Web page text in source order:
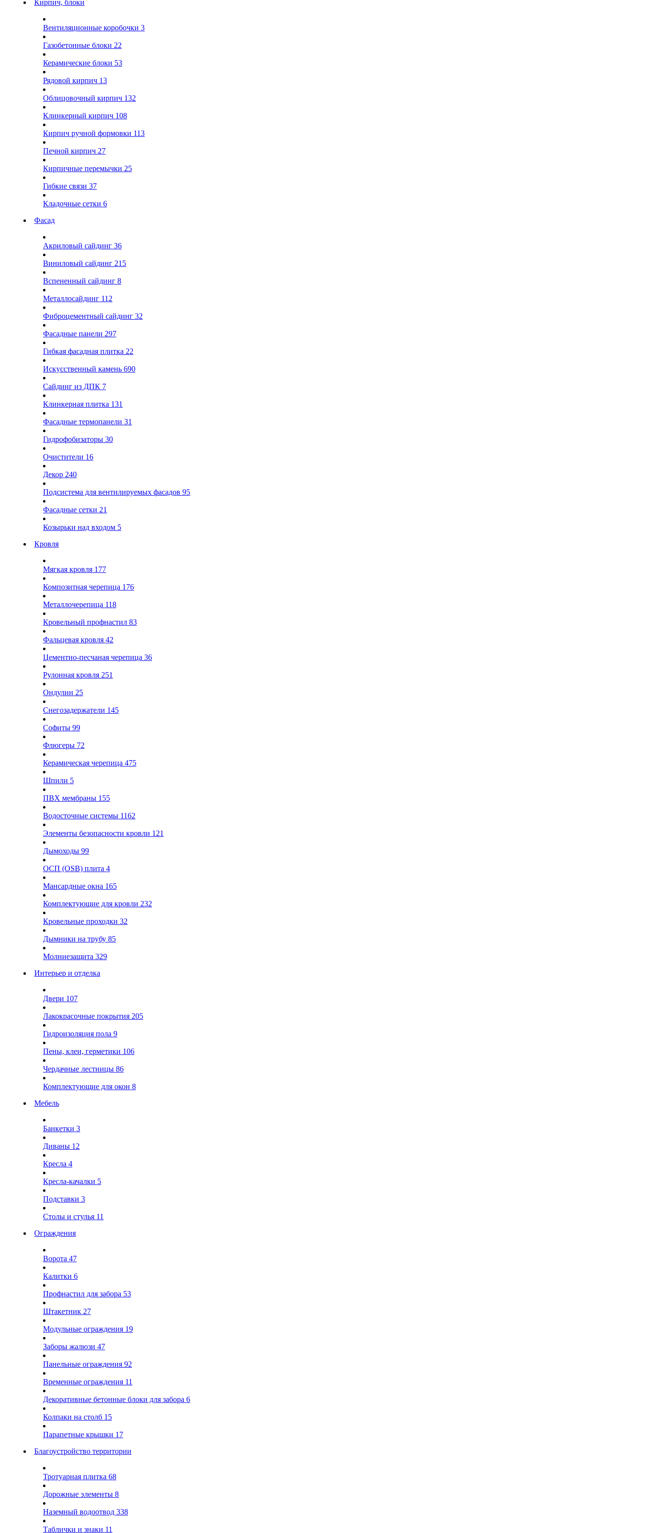
Кирпич, блоки
Вентиляционные коробочки 3
Газобетонные блоки 22
Керамические блоки 53
Рядовой кирпич 13
Облицовочный кирпич 132
Клинкерный кирпич 108
Кирпич ручной формовки 113
Печной кирпич 27
Кирпичные перемычки 25
Гибкие связи 37
Кладочные сетки 6
Фасад
Акриловый сайдинг 36
Виниловый сайдинг 215
Вспененный сайдинг 8
Металлосайдинг 112
Фиброцементный сайдинг 32
Фасадные панели 297
Гибкая фасадная плитка 22
Искусственный камень 690
Сайдинг из ДПК 7
Клинкерная плитка 131
Фасадные термопанели 31
Гидрофобизаторы 30
Очистители 16
Декор 240
Подсистема для вентилируемых фасадов 95
Фасадные сетки 21
Козырьки над входом 5
Кровля
Мягкая кровля 177
Композитная черепица 176
Металлочерепица 118
Кровельный профнастил 83
Фальцевая кровля 42
Цементно-песчаная черепица 36
Рулонная кровля 251
Ондулин 25
Снегозадержатели 145
Софиты 99
Флюгеры 72
Керамическая черепица 475
Шпили 5
ПВХ мембраны 155
Водосточные системы 1162
Элементы безопасности кровли 121
Дымоходы 99
ОСП (OSB) плита 4
Мансардные окна 165
Комплектующие для кровли 232
Кровельные проходки 32
Дымники на трубу 85
Молниезащита 329
Интерьер и отделка
Двери 107
Лакокрасочные покрытия 205
Гидроизоляция пола 9
Пены, клеи, герметики 106
Чердачные лестницы 86
Комплектующие для окон 8
Мебель
Банкетки 3
Диваны 12
Кресла 4
Кресла-качалки 5
Подставки 3
Столы и стулья 11
Ограждения
Ворота 47
Калитки 6
Профнастил для забора 53
Штакетник 27
Модульные ограждения 19
Заборы жалюзи 47
Панельные ограждения 92
Временные ограждения 11
Декоративные бетонные блоки для забора 6
Колпаки на столб 15
Парапетные крышки 17
Благоустройство территории
Тротуарная плитка 68
Дорожные элементы 8
Наземный водоотвод 338
Таблички и знаки 11